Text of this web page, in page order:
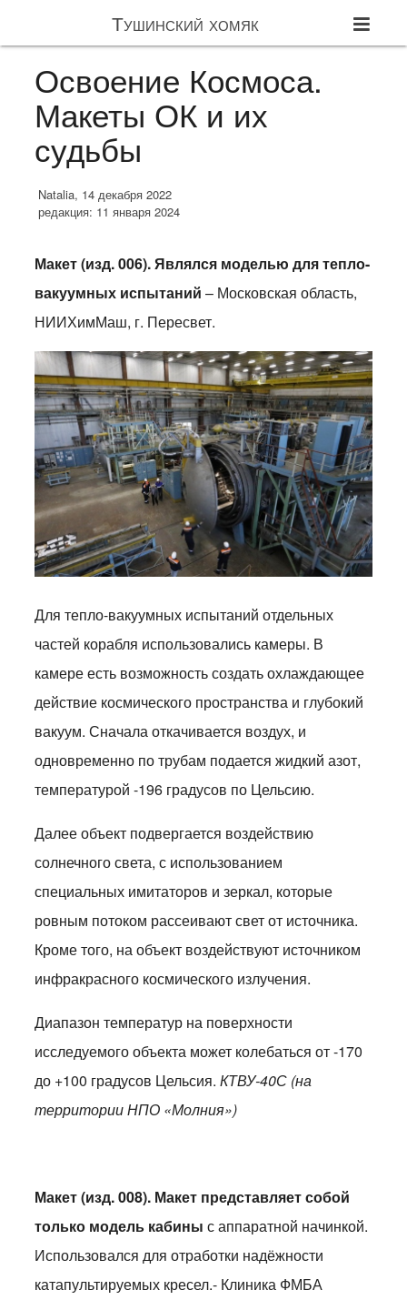
Тушинский хомяк
Освоение Космоса.
Макеты ОК и их
судьбы
Natalia, 14 декабря 2022
редакция: 11 января 2024
Макет (изд. 006). Являлся моделью для тепло-
вакуумных испытаний– Московская область,
НИИХимМаш, г. Пересвет.
Для тепло-вакуумных испытаний отдельных
частей корабля использовались камеры. В
камере есть возможность создать охлаждающее
действие космического пространства и глубокий
вакуум. Сначала откачивается воздух, и
одновременно по трубам подается жидкий азот,
температурой -196 градусов по Цельсию.
Далее объект подвергается воздействию
солнечного света, с использованием
специальных имитаторов и зеркал, которые
ровным потоком рассеивают свет от источника.
Кроме того, на объект воздействуют источником
инфракрасного космического излучения.
Диапазон температур на поверхности
исследуемого объекта может колебаться от -170
до +100 градусов Цельсия.КТВУ-40С (на
территории НПО «Молния»)
Макет (изд. 008). Макет представляет собой
только модель кабиныс аппаратной начинкой.
Использовался для отработки надёжности
катапультируемых кресел.- Клиника ФМБА